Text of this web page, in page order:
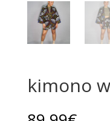
kimono